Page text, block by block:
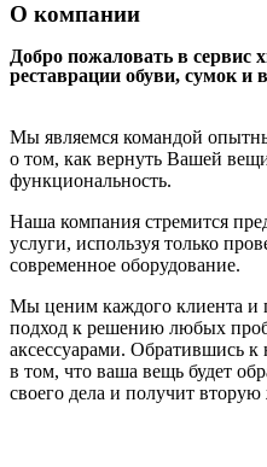
О компании
Добро пожаловать в сервис
реставрации обуви, сумок и
Мы являемся командой
о том, как вернуть Вашей
функциональность.
Наша компания стремится
услуги, используя только
современное оборудование.
Мы ценим каждого клиента и
подход к решению любых
аксессуарами. Обратившись
в том, что ваша вещь будет
своего дела и получит